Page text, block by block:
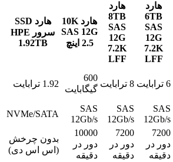
هارد
6TB
SAS
12G
7.2K
LFF
هارد
8TB
SAS
12G
7.2K
LFF
هارد 10K
SAS 12G
2.5 اینچ
هارد SSD
سرور HPE
1.92TB
6 ترابایت 8 ترابایت
600
گیگابایت
1.92 ترابایت
SAS
12Gb/s
SAS
12Gb/s
SAS
12Gb/s
NVMe/SATA
7200
دور در
دقیقه
7200
دور در
دقیقه
10000
دور در
دقیقه
بدون چرخش
(اس اس دی)